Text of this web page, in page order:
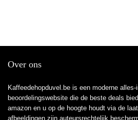
Over ons
Kaffeedehopduvel.be is een moderne
beoordelingswebsite die de beste deals
amazon en u op de hoogte houdt via de
afbeeldingen zijn auteursrechtelijk